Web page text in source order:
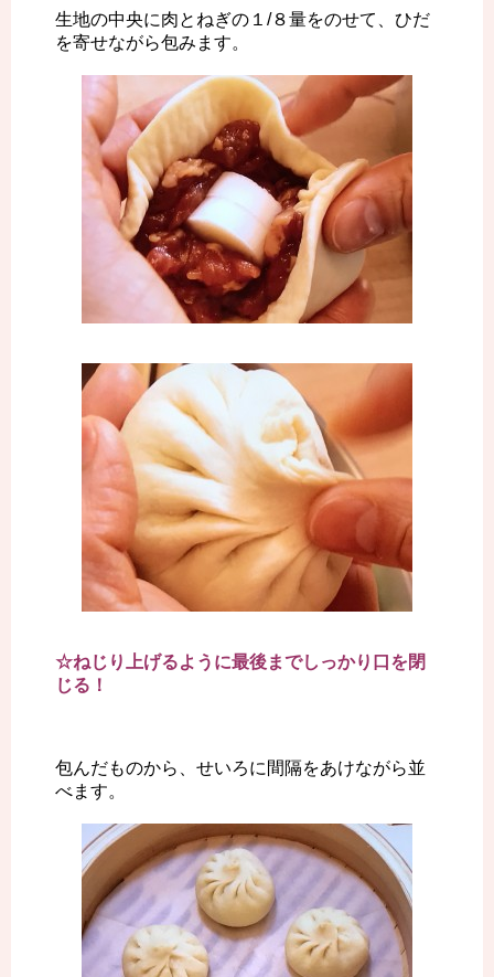
生地の中央に肉とねぎの１/８量をのせて、ひだ
を寄せながら包みます。
☆ねじり上げるように最後までしっかり口を閉
じる！
包んだものから、せいろに間隔をあけながら並
べます。